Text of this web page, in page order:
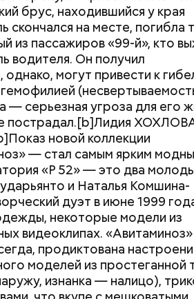
брус, находившийся у края
скончался на месте, погибла
из пассажиров «99-й», кто
водителя. Он получил
могут привести к
серьезная угроза для его
пострадал.[b]Лидия
новой коллекции
— стал самым ярким
«Р 52» — это два
и Наталья Комшина-
дуэт в июне 1999
некоторые модели из
видеоклипах.
продиктована
моделей из простеганной
изнанка — налицо),
о переносе купального
как
Вода за 10 тысяч:
японский напиток
лишний вес